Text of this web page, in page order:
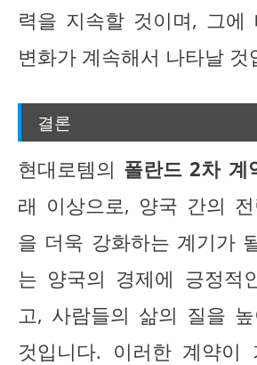
력을 지속할 것이며, 그에
변화가 계속해서 나타날 것
결론
현대로템의 폴란드 2차 계
래 이상으로, 양국 간의
을 더욱 강화하는 계기가
는 양국의 경제에 긍정적
고, 사람들의 삶의 질을
것입니다. 이러한 계약이